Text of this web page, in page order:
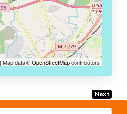
| Map data ©OpenStreetMapcontributors
Next